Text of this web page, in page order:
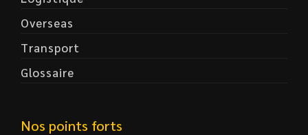
Overseas
Transport
Glossaire
Nos points forts